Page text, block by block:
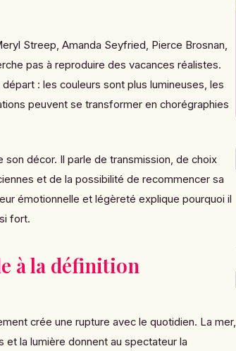
Streep, Amanda Seyfried, Pierce Brosnan,
pas à reproduire des vacances réalistes.
: les couleurs sont plus lumineuses, les
peuvent se transformer en chorégraphies
décor. Il parle de transmission, de choix
et de la possibilité de recommencer sa
émotionnelle et légèreté explique pourquoi il
fort.
à la définition
crée une rupture avec le quotidien. La mer,
et la lumière donnent au spectateur la